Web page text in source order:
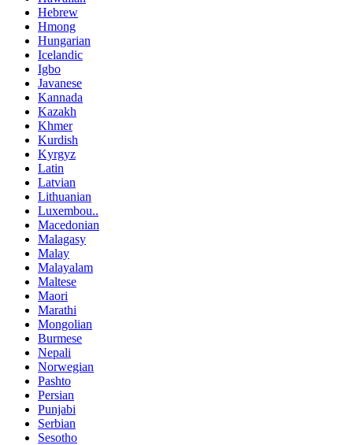
Hebrew
Hmong
Hungarian
Icelandic
Igbo
Javanese
Kannada
Kazakh
Khmer
Kurdish
Kyrgyz
Latin
Latvian
Lithuanian
Luxembou..
Macedonian
Malagasy
Malay
Malayalam
Maltese
Maori
Marathi
Mongolian
Burmese
Nepali
Norwegian
Pashto
Persian
Punjabi
Serbian
Sesotho